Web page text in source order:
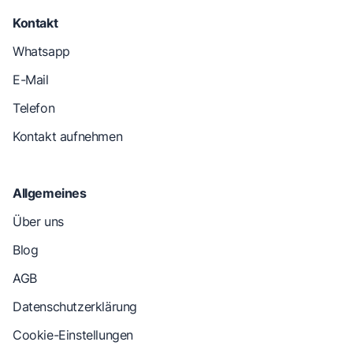
Kontakt
Whatsapp
E-Mail
Telefon
Kontakt aufnehmen
Allgemeines
Über uns
Blog
AGB
Datenschutzerklärung
Cookie-Einstellungen